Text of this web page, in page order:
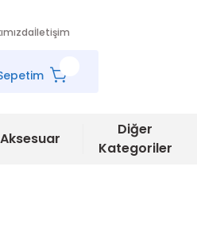
İletişim
Aksesuar
Diğer
Kategoriler